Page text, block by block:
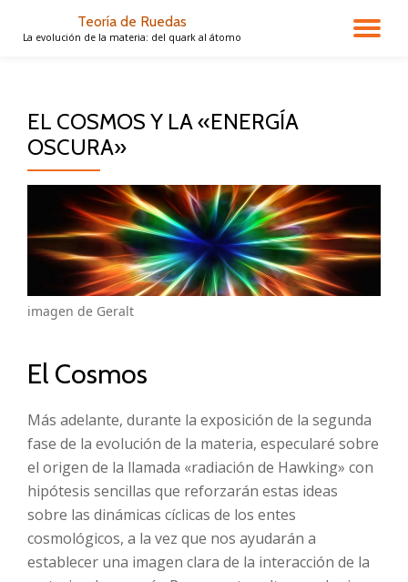
Saltar
Teoría de Ruedas
La evolución de la materia: del quark al átomo
EL COSMOS Y LA «ENERGÍA
OSCURA»
imagen de Geralt
El Cosmos
Más adelante, durante la exposición de la segunda
fase de la evolución de la materia, especularé sobre
el origen de la llamada «radiación de Hawking» con
hipótesis sencillas que reforzarán estas ideas
sobre las dinámicas cíclicas de los entes
cosmológicos, a la vez que nos ayudarán a
establecer una imagen clara de la interacción de la